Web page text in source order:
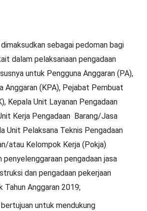
sebagai pedoman bagi
dalam pelaksanaan pengadaan
untuk Pengguna Anggaran (PA),
Anggaran (KPA), Pejabat Pembuat
Kepala Unit Layanan Pengadaan
Kerja Pengadaan Barang/Jasa
Unit Pelaksana Teknis Pengadaan
atau Kelompok Kerja (Pokja)
penyelenggaraan pengadaan jasa
dan pengadaan pekerjaan
Tahun Anggaran 2019;
untuk mendukung